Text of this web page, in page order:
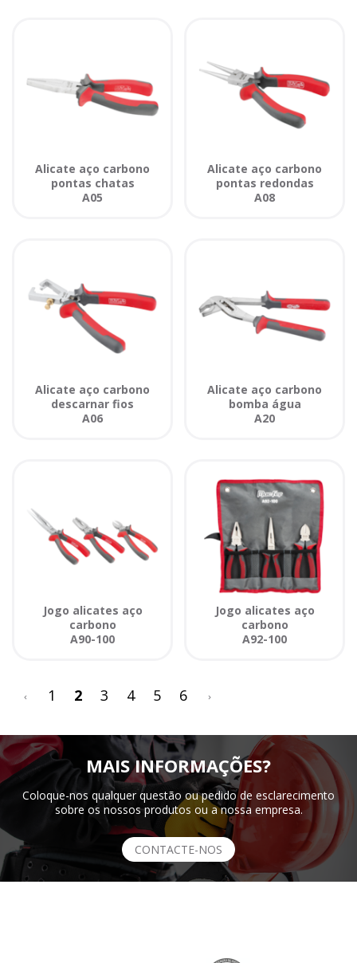
Alicate aço carbono
pontas chatas
A05
Alicate aço carbono
pontas redondas
A08
Alicate aço carbono
descarnar fios
A06
Alicate aço carbono
bomba água
A20
Jogo alicates aço
carbono
A90-100
Jogo alicates aço
carbono
A92-100
1 2 3 4 5 6
MAIS INFORMAÇÕES?
Coloque-nos qualquer questão ou pedido de esclarecimento
sobre os nossos produtos ou a nossa empresa.
CONTACTE-NOS